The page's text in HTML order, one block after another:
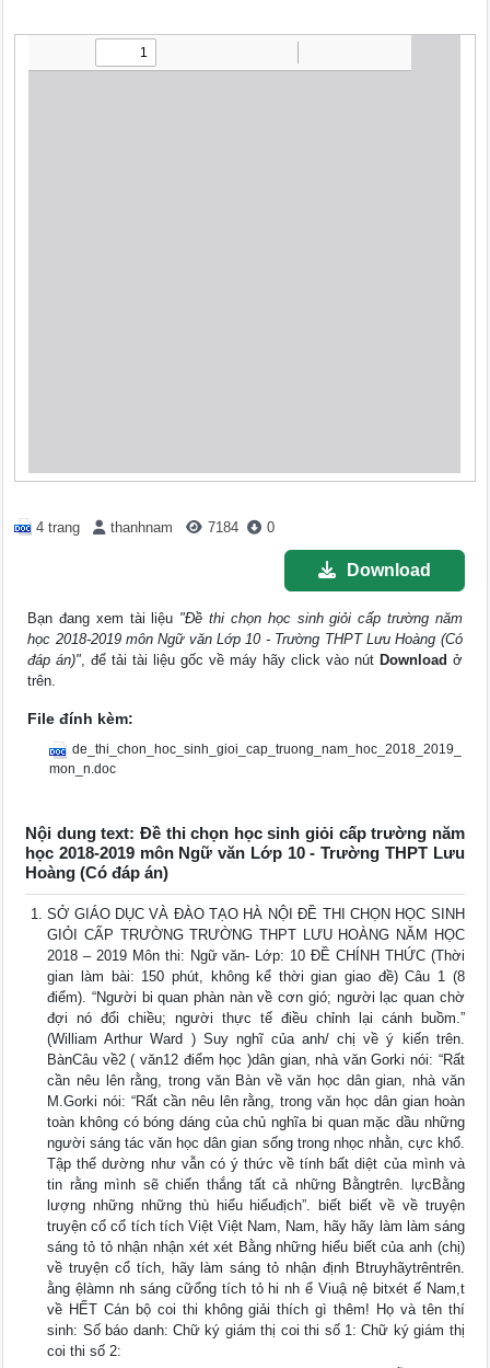
4 trang thanhnam 7184 0
Download
Bạn đang xem tài liệu "Đề thi chọn học sinh giỏi cấp trường năm
học 2018-2019 môn Ngữ văn Lớp 10 - Trường THPT Lưu Hoàng (Có
đáp án)", để tải tài liệu gốc về máy hãy click vào nút Download ở
trên.
File đính kèm:
de_thi_chon_hoc_sinh_gioi_cap_truong_nam_hoc_2018_2019_
mon_n.doc
Nội dung text: Đề thi chọn học sinh giỏi cấp trường năm
học 2018-2019 môn Ngữ văn Lớp 10 - Trường THPT Lưu
Hoàng (Có đáp án)
SỞ GIÁO DỤC VÀ ĐÀO TẠO HÀ NỘI ĐỀ THI CHỌN HỌC SINH
GIỎI CẤP TRƯỜNG TRƯỜNG THPT LƯU HOÀNG NĂM HỌC
2018 – 2019 Môn thi: Ngữ văn- Lớp: 10 ĐỀ CHÍNH THỨC (Thời
gian làm bài: 150 phút, không kể thời gian giao đề) Câu 1 (8
điểm). “Người bi quan phàn nàn về cơn gió; người lạc quan chờ
đợi nó đổi chiều; người thực tế điều chỉnh lại cánh buồm.”
(William Arthur Ward ) Suy nghĩ của anh/ chị về ý kiến trên.
BànCâu về2 ( văn12 điểm học )dân gian, nhà văn Gorki nói: “Rất
cần nêu lên rằng, trong văn Bàn về văn học dân gian, nhà văn
M.Gorki nói: “Rất cần nêu lên rằng, trong văn học dân gian hoàn
toàn không có bóng dáng của chủ nghĩa bi quan mặc dầu những
người sáng tác văn học dân gian sống trong nhọc nhằn, cực khổ.
Tập thể dường như vẫn có ý thức về tính bất diệt của mình và
tin rằng mình sẽ chiến thắng tất cả những Bằngtrên. lựcBằng
lượng những những thù hiểu hiểuđịch”. biết biết về về truyện
truyện cổ cổ tích tích Việt Việt Nam, Nam, hãy hãy làm làm sáng
sáng tỏ tỏ nhận nhận xét xét Bằng những hiểu biết của anh (chị)
về truyện cổ tích, hãy làm sáng tỏ nhận định Btruyhãytrêntrên.
ằng ệlàmn nh sáng cữổng tích tỏ hi nh ể Viuậ nệ bitxét ế Nam,t
về HẾT Cán bộ coi thi không giải thích gì thêm! Họ và tên thí
sinh: Số báo danh: Chữ ký giám thị coi thi số 1: Chữ ký giám thị
coi thi số 2: